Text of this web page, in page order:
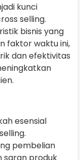
kunci
selling.
bisnis yang
faktor waktu ini,
dan efektivitas
esensial
pembelian
saran produk